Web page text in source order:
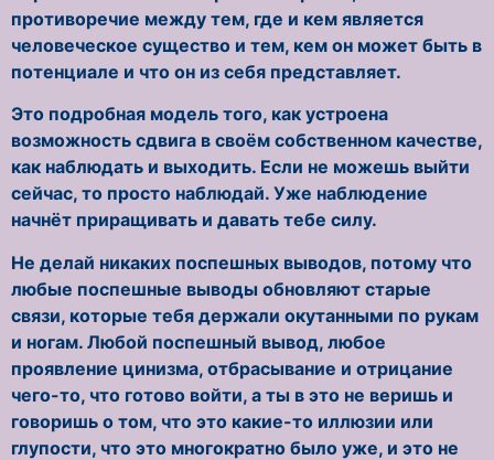
противоречие между тем, где и кем является
человеческое существо и тем, кем он может быть в
потенциале и что он из себя представляет.
Это подробная модель того, как устроена
возможность сдвига в своём собственном качестве,
как наблюдать и выходить. Если не можешь выйти
сейчас, то просто наблюдай. Уже наблюдение
начнёт приращивать и давать тебе силу.
Не делай никаких поспешных выводов, потому что
любые поспешные выводы обновляют старые
связи, которые тебя держали окутанными по рукам
и ногам. Любой поспешный вывод, любое
проявление цинизма, отбрасывание и отрицание
чего-то, что готово войти, а ты в это не веришь и
говоришь о том, что это какие-то иллюзии или
глупости, что это многократно было уже, и это не